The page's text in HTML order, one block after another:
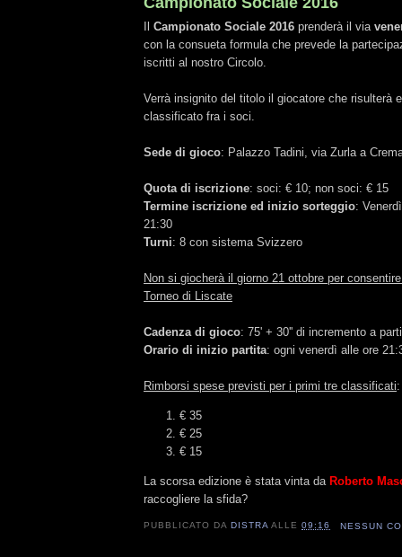
Il Campionato Sociale 2016 prenderà il via
con la consueta formula che prevede la
iscritti al nostro Circolo.
Verrà insignito del titolo il giocatore che risulterà
classificato fra i soci.
Sede di gioco: Palazzo Tadini, via Zurla a
Quota di iscrizione: soci: € 10; non soci: € 15
Termine iscrizione ed inizio sorteggio:
21:30
Turni: 8 con sistema Svizzero
Non si giocherà il giorno 21 ottobre per
Torneo di Liscate
Cadenza di gioco: 75' + 30'' di incremento a
Orario di inizio partita: ogni venerdì alle ore
Rimborsi spese previsti per i primi tre classificati:
€ 35
€ 25
€ 15
La scorsa edizione è stata vinta da Roberto
raccogliere la sfida?
PUBBLICATO DA DISTRA ALLE09:16 NESSUN